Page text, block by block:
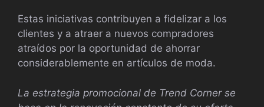
Estas iniciativas contribuyen a fidelizar a los
clientes y a atraer a nuevos compradores
atraídos por la oportunidad de ahorrar
considerablemente en artículos de moda.
La estrategia promocional de Trend Corner se